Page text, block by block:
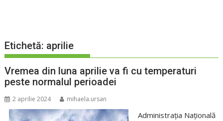
Etichetă: aprilie
Vremea din luna aprilie va fi cu temperaturi
peste normalul perioadei
2 aprilie 2024 mihaela.ursan
Administrația Națională